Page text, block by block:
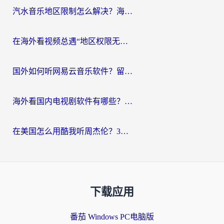
汽水音乐地区限制怎么解决？海外听国内音乐的实用指南来了
在海外看视频总遇“地区权限无法观看”？这篇攻略帮你轻松解锁国内影视动漫
国外如何听网易云音乐软件？留学生亲测有效的回国加速方案
海外看国内电视剧软件有哪些？海外党专属追剧指南来了
在美国怎么用酷我听周杰伦？3步解决海外听歌地域限制，附QQ音乐网易云通用技巧
下载应用
番茄 Windows PC电脑版